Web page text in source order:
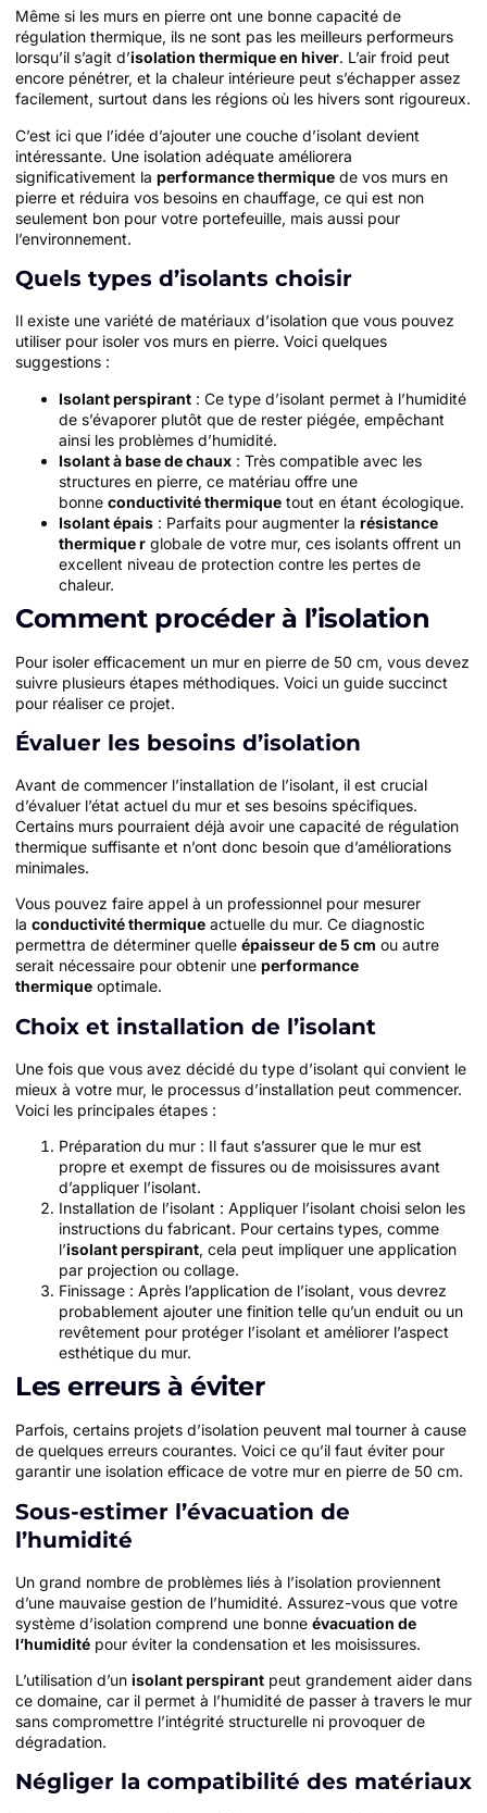
Même si les murs en pierre ont une bonne capacité de
régulation thermique, ils ne sont pas les meilleurs performeurs
lorsqu’il s’agit d’isolation thermique en hiver. L’air froid peut
encore pénétrer, et la chaleur intérieure peut s’échapper assez
facilement, surtout dans les régions où les hivers sont rigoureux.
C’est ici que l’idée d’ajouter une couche d’isolant devient
intéressante. Une isolation adéquate améliorera
significativement la performance thermique de vos murs en
pierre et réduira vos besoins en chauffage, ce qui est non
seulement bon pour votre portefeuille, mais aussi pour
l’environnement.
Quels types d’isolants choisir
Il existe une variété de matériaux d’isolation que vous pouvez
utiliser pour isoler vos murs en pierre. Voici quelques
suggestions :
Isolant perspirant : Ce type d’isolant permet à l’humidité
de s’évaporer plutôt que de rester piégée, empêchant
ainsi les problèmes d’humidité.
Isolant à base de chaux : Très compatible avec les
structures en pierre, ce matériau offre une
bonne conductivité thermique tout en étant écologique.
Isolant épais : Parfaits pour augmenter la résistance
thermique r globale de votre mur, ces isolants offrent un
excellent niveau de protection contre les pertes de
chaleur.
Comment procéder à l’isolation
Pour isoler efficacement un mur en pierre de 50 cm, vous devez
suivre plusieurs étapes méthodiques. Voici un guide succinct
pour réaliser ce projet.
Évaluer les besoins d’isolation
Avant de commencer l’installation de l’isolant, il est crucial
d’évaluer l’état actuel du mur et ses besoins spécifiques.
Certains murs pourraient déjà avoir une capacité de régulation
thermique suffisante et n’ont donc besoin que d’améliorations
minimales.
Vous pouvez faire appel à un professionnel pour mesurer
la conductivité thermique actuelle du mur. Ce diagnostic
permettra de déterminer quelle épaisseur de 5 cm ou autre
serait nécessaire pour obtenir une performance
thermique optimale.
Choix et installation de l’isolant
Une fois que vous avez décidé du type d’isolant qui convient le
mieux à votre mur, le processus d’installation peut commencer.
Voici les principales étapes :
Préparation du mur : Il faut s’assurer que le mur est
propre et exempt de fissures ou de moisissures avant
d’appliquer l’isolant.
Installation de l’isolant : Appliquer l’isolant choisi selon les
instructions du fabricant. Pour certains types, comme
l’isolant perspirant, cela peut impliquer une application
par projection ou collage.
Finissage : Après l’application de l’isolant, vous devrez
probablement ajouter une finition telle qu’un enduit ou un
revêtement pour protéger l’isolant et améliorer l’aspect
esthétique du mur.
Les erreurs à éviter
Parfois, certains projets d’isolation peuvent mal tourner à cause
de quelques erreurs courantes. Voici ce qu’il faut éviter pour
garantir une isolation efficace de votre mur en pierre de 50 cm.
Sous-estimer l’évacuation de
l’humidité
Un grand nombre de problèmes liés à l’isolation proviennent
d’une mauvaise gestion de l’humidité. Assurez-vous que votre
système d’isolation comprend une bonne évacuation de
l’humidité pour éviter la condensation et les moisissures.
L’utilisation d’un isolant perspirant peut grandement aider dans
ce domaine, car il permet à l’humidité de passer à travers le mur
sans compromettre l’intégrité structurelle ni provoquer de
dégradation.
Négliger la compatibilité des matériaux